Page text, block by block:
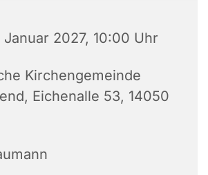
Januar 2027, 10:00 Uhr
Kirchengemeinde
Eichenalle 53, 14050